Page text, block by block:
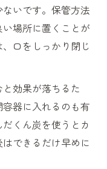
いです。保管方法
場所に置くことが
口をしっかり閉じ
効果が落ちるた
器に入れるのも有
くん炭を使うとカ
できるだけ早めに